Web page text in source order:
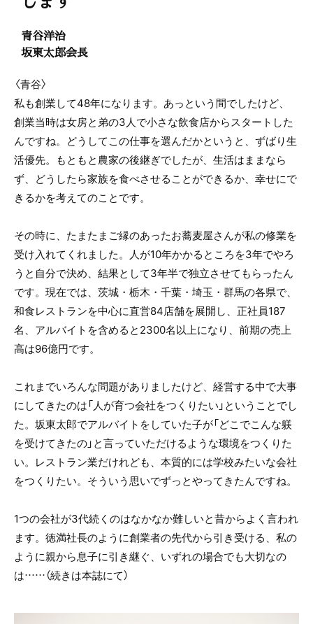
青谷洋治
坂東太郎会長
〈青谷〉
私も創業して48年になります。あっという間でしたけど、
創業当時は女房と弟の3人で小さな飲食店からスタートした
んですね。どうしてこの仕事を選んだかというと、ずばり生
活優先。もともと農家の後継ぎでしたが、生活はままなら
ず、どうしたら家族を食べさせることができるか、幸せにで
きるかを考えてのことです。
その時に、たまたまご縁のあったお蕎麦屋さんが私の修業を
受け入れてくれました。人が10年かかるところを3年でやろ
うと自分で決め、結果として3年半で独立させてもらったん
です。現在では、茨城・栃木・千葉・埼玉・群馬の各県で、
和食レストランを中心に直営84店舗を展開し、正社員187
名、アルバイトを含めると2300名以上になり、前期の売上
高は96億円です。
これまでいろんな問題がありましたけど、経営する中で大事
にしてきたのは「人が育つ会社をつくりたい」ということでし
た。坂東太郎でアルバイトをしていた子が「どこでこんな躾
を受けてきたの」と言っていただけるような環境をつくりた
い。レストラン業だけれども、本質的には学校みたいな会社
をつくりたい。そういう思いでずっとやってきたんですね。
1つの会社が3代続くのはなかなか難しいと昔からよく言われ
ます。徳満社長のように創業者の先代から引き受ける、私の
ように親から息子に引き継ぐ、いずれの場合でも大切なの
は……（続きは本誌にて）